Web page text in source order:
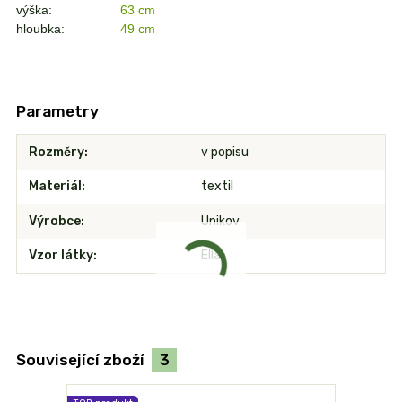
výška:
63 cm
hloubka:
49 cm
Parametry
Rozměry v popisu
Materiál textil
Výrobce Unikov
Vzor látky Ella
Související zboží 3